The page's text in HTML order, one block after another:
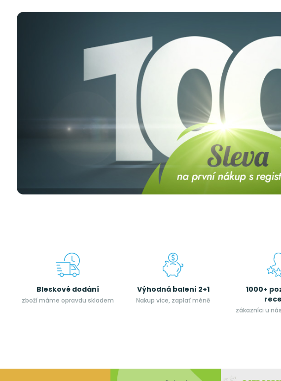
Bleskové dodání
zboží máme opravdu skladem
Výhodná balení 2+1
Nakup více, zaplať méně
1000+
zákazníci u